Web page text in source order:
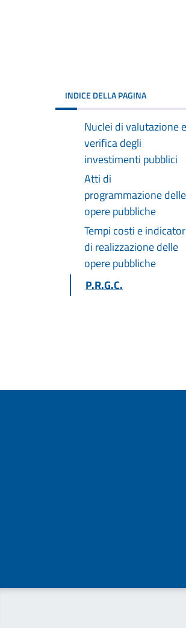
INDICE DELLA PAGINA
Nuclei di valutazione e
verifica degli
investimenti pubblici
Atti di
programmazione delle
opere pubbliche
Tempi costi e
di realizzazione delle
opere pubbliche
P.R.G.C.